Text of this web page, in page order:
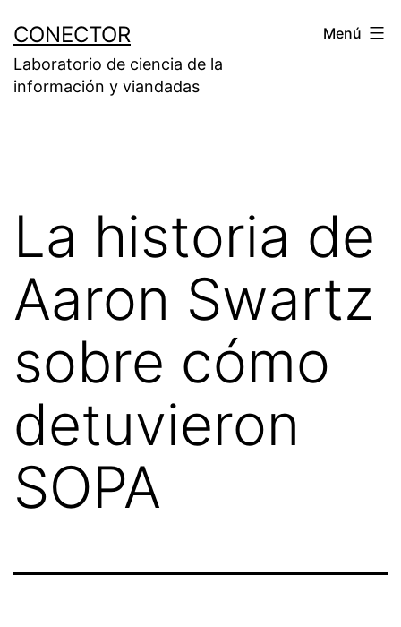
contenido
CONECTOR
Laboratorio de ciencia de la
información y viandadas
Menú
La historia de
Aaron Swartz
sobre cómo
detuvieron
SOPA